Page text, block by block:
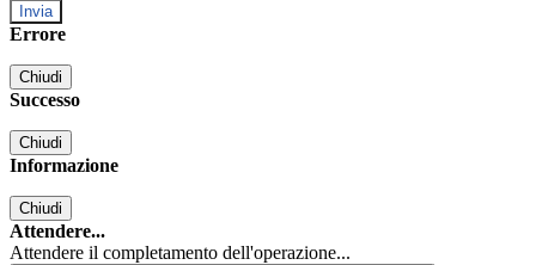
Errore
Chiudi
Successo
Chiudi
Informazione
Chiudi
Attendere...
Attendere il completamento dell'operazione...